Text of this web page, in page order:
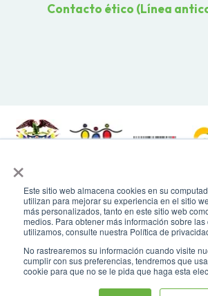
×
Este sitio web almacena cookies en su
utilizan para mejorar su experiencia en el sitio
más personalizados, tanto en este sitio web
medios. Para obtener más información sobre las
utilizamos, consulte nuestra Política de
No rastrearemos su información cuando visite
cumplir con sus preferencias, tendremos que
cookie para que no se le pida que haga esta
Contacto ético (Línea
pantalla de 1024 x 768. Para mayor
Edge, Google Chrome o Mozilla